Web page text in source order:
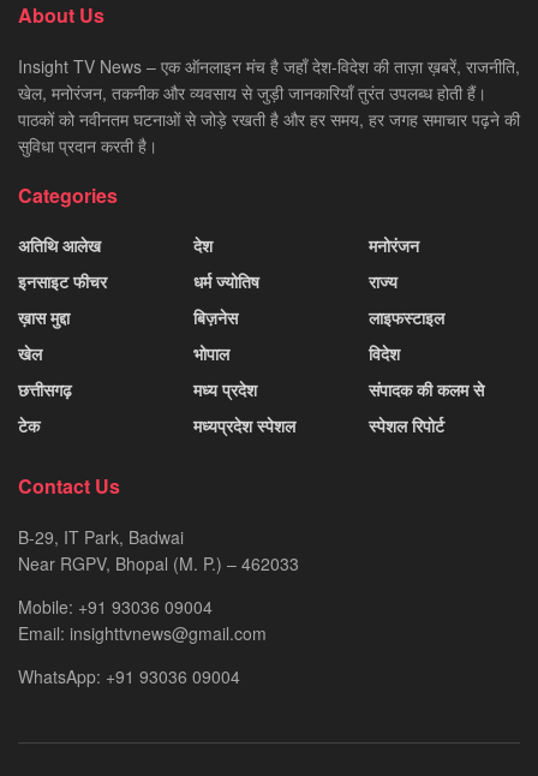
About Us
Insight TV News – एक ऑनलाइन मंच है जहाँ देश-विदेश की ताज़ा ख़बरें, राजनीति,
खेल, मनोरंजन, तकनीक और व्यवसाय से जुड़ी जानकारियाँ तुरंत उपलब्ध होती हैं।
पाठकों को नवीनतम घटनाओं से जोड़े रखती है और हर समय, हर जगह समाचार पढ़ने की
सुविधा प्रदान करती है।
Categories
अतिथि आलेख
इनसाइट फीचर
ख़ास मुद्दा
खेल
छत्तीसगढ़
टेक
देश
धर्म ज्योतिष
बिज़नेस
भोपाल
मध्य प्रदेश
मध्यप्रदेश स्पेशल
मनोरंजन
राज्य
लाइफस्टाइल
विदेश
संपादक की कलम से
स्पेशल रिपोर्ट
Contact Us
B-29, IT Park, Badwai
Near RGPV, Bhopal (M. P.) – 462033
Mobile: +91 93036 09004
Email: insighttvnews@gmail.com
WhatsApp: +91 93036 09004